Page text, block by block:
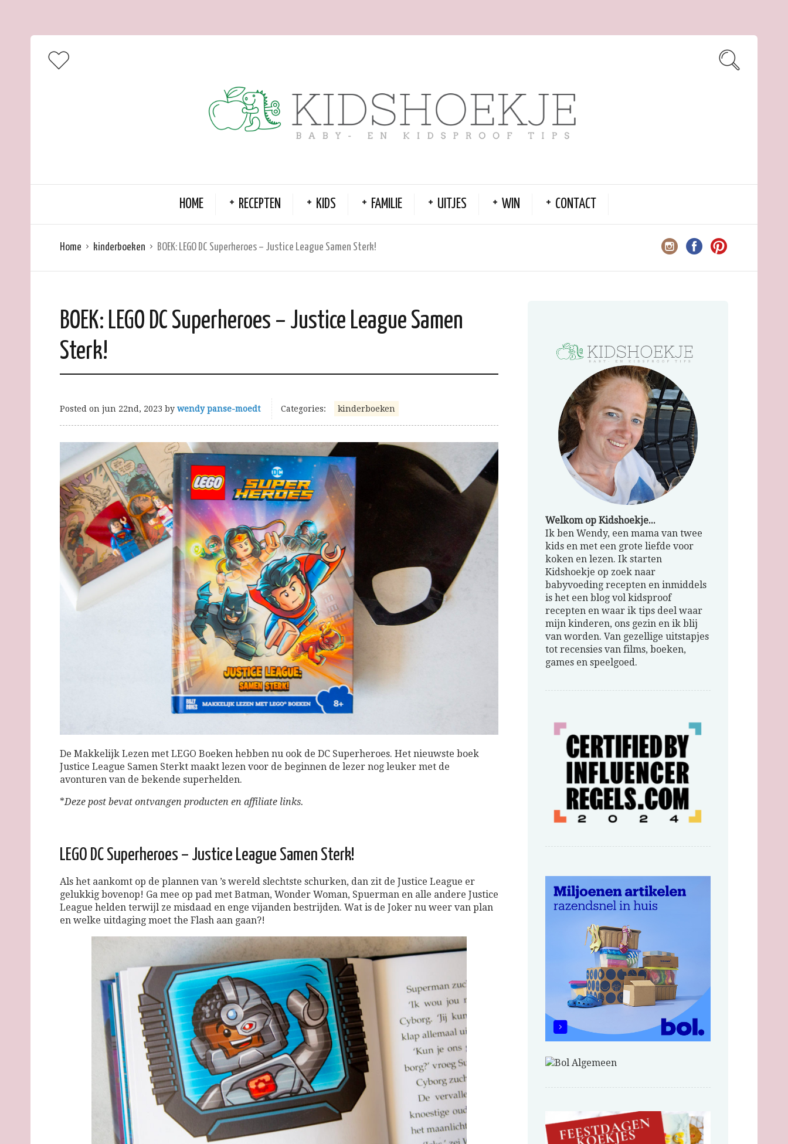
HOME RECEPTEN KIDS FAMILIE UITJES WIN CONTACT
Home kinderboeken BOEK: LEGO DC Superheroes – Justice League Samen Sterk!
BOEK: LEGO DC Superheroes – Justice League Samen
Sterk!
Posted on jun 22nd, 2023 by wendy panse-moedt Categories: kinderboeken
De Makkelijk Lezen met LEGO Boeken hebben nu ook de DC Superheroes. Het nieuwste boek
Justice League Samen Sterkt maakt lezen voor de beginnen de lezer nog leuker met de
avonturen van de bekende superhelden.
*Deze post bevat ontvangen producten en affiliate links.
LEGO DC Superheroes – Justice League Samen Sterk!
Als het aankomt op de plannen van ’s wereld slechtste schurken, dan zit de Justice League er
gelukkig bovenop! Ga mee op pad met Batman, Wonder Woman, Spuerman en alle andere Justice
League helden terwijl ze misdaad en enge vijanden bestrijden. Wat is de Joker nu weer van plan
en welke uitdaging moet the Flash aan gaan?!
Welkom op Kidshoekje...
Ik ben Wendy, een mama van twee
kids en met een grote liefde voor
koken en lezen. Ik starten
Kidshoekje op zoek naar
babyvoeding recepten en inmiddels
is het een blog vol kidsproof
recepten en waar ik tips deel waar
mijn kinderen, ons gezin en ik blij
van worden. Van gezellige uitstapjes
tot recensies van films, boeken,
games en speelgoed.